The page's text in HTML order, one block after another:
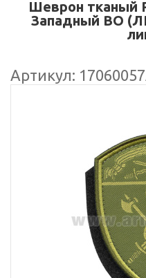
Шеврон тканый
Западный ВО
Артикул: